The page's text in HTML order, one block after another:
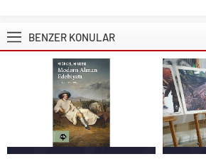
BENZER KONULAR